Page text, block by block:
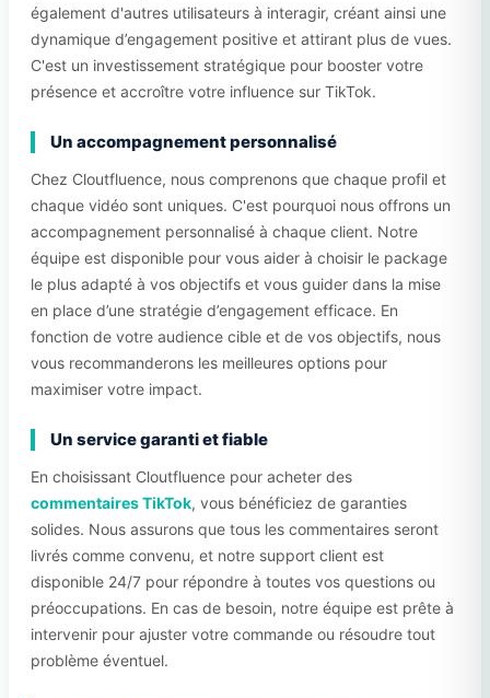
également d'autres utilisateurs à interagir, créant ainsi une
dynamique d’engagement positive et attirant plus de vues.
C'est un investissement stratégique pour booster votre
présence et accroître votre influence sur TikTok.
Un accompagnement personnalisé
Chez Cloutfluence, nous comprenons que chaque profil et
chaque vidéo sont uniques. C'est pourquoi nous offrons un
accompagnement personnalisé à chaque client. Notre
équipe est disponible pour vous aider à choisir le package
le plus adapté à vos objectifs et vous guider dans la mise
en place d’une stratégie d’engagement efficace. En
fonction de votre audience cible et de vos objectifs, nous
vous recommanderons les meilleures options pour
maximiser votre impact.
Un service garanti et fiable
En choisissant Cloutfluence pour acheter des
commentaires TikTok, vous bénéficiez de garanties
solides. Nous assurons que tous les commentaires seront
livrés comme convenu, et notre support client est
disponible 24/7 pour répondre à toutes vos questions ou
préoccupations. En cas de besoin, notre équipe est prête à
intervenir pour ajuster votre commande ou résoudre tout
problème éventuel.